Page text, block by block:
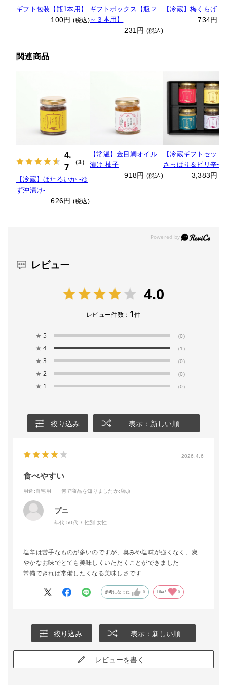
ギフト包装【瓶1本用】
100円 (税込)
ギフトボックス【瓶２
～３本用】
231円 (税込)
【冷蔵】梅くらげ
734円
関連商品
4.
7
（3）
【冷蔵】ほたるいか ‐ゆ
ず沖漬け‐
626円 (税込)
【常温】金目鯛オイル
漬け 柚子
918円 (税込)
【冷蔵ギフトセット
さっぱり＆ピリ辛セ
3,383円
レビュー
4.0
レビュー件数： 1件
★ 5 (0)
★ 4 (1)
★ 3 (0)
★ 2 (0)
★ 1 (0)
絞り込み 表示：新しい順
2026.4.6
食べやすい
用途 :自宅用 何で商品を知りましたか:店頭
プニ
年代:50代 性別:女性
塩辛は苦手なものが多いのですが、臭みや塩味が強くなく、爽
やかなお味でとても美味しくいただくことができました
常備できれば常備したくなる美味しさです
参考になった 0 Like! 0
絞り込み 表示：新しい順
レビューを書く